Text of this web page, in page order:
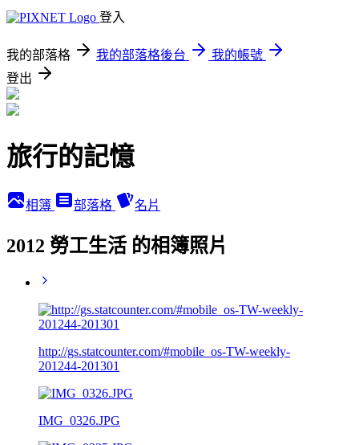
登入
我的部落格 我的部落格後台
我的帳號
登出
旅行的記憶
相簿 部落格 名片
2012 勞工生活 的相簿照片
http://gs.statcounter.com/#mobile_os-TW-weekly-
201244-201301
IMG_0326.JPG